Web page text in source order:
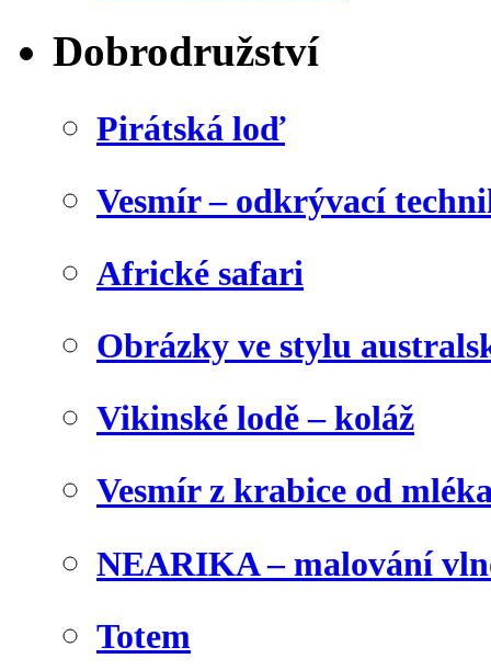
Dobrodružství
Pirátská loď
Vesmír – odkrývací
Africké safari
Obrázky ve stylu
Vikinské lodě – koláž
Vesmír z krabice od
NEARIKA – malování
Totem